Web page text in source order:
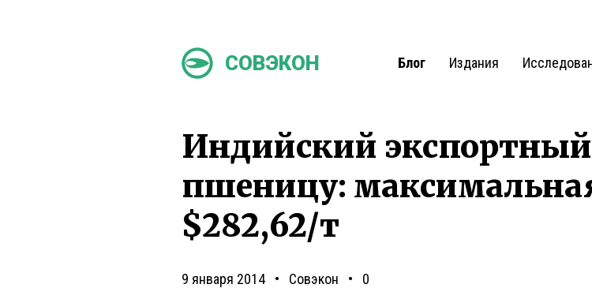
СОВЭКОН Блог Издания
Индийский экспортный
пшеницу:
$282,62/т
9 января 2014 Совэкон 0